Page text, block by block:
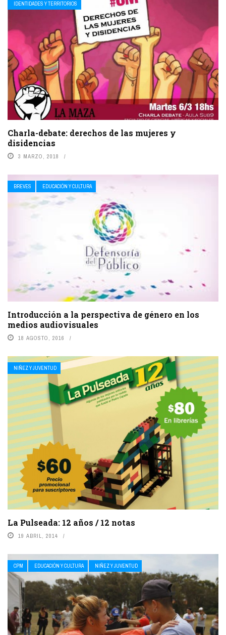
IDENTIDADES Y TERRITORIOS
Charla-debate: derechos de las mujeres y
disidencias
3 MARZO, 2018
BREVES EDUCACIÓN Y CULTURA
Introducción a la perspectiva de género en los
medios audiovisuales
18 AGOSTO, 2016
NIÑEZ Y JUVENTUD
La Pulseada: 12 años / 12 notas
19 ABRIL, 2014
CPM EDUCACIÓN Y CULTURA NIÑEZ Y JUVENTUD